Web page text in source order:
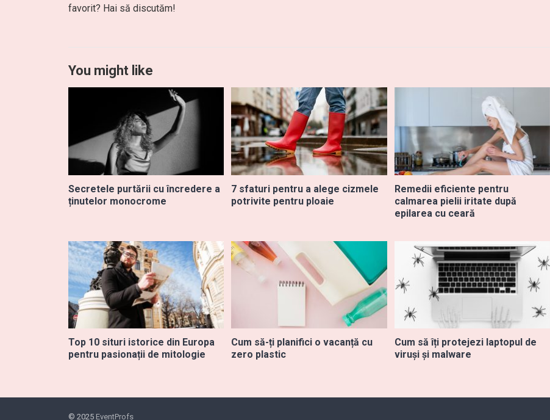
favorit? Hai să discutăm!
You might like
Secretele purtării cu încredere a
ținutelor monocrome
7 sfaturi pentru a alege cizmele
potrivite pentru ploaie
Remedii eficiente pentru
calmarea pielii iritate după
epilarea cu ceară
Top 10 situri istorice din Europa
pentru pasionații de mitologie
Cum să-ți planifici o vacanță cu
zero plastic
Cum să îți protejezi laptopul de
viruși și malware
© 2025 EventProfs